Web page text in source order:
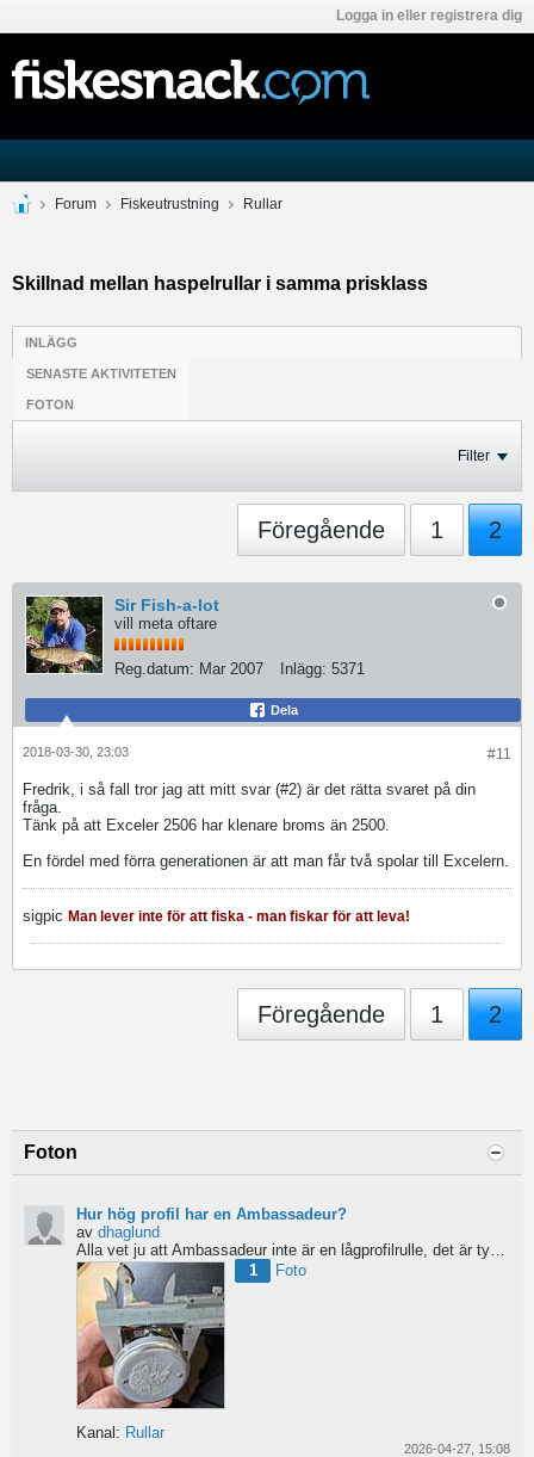
Logga in eller registrera dig
Forum Fiskeutrustning Rullar
Skillnad mellan haspelrullar i samma prisklass
INLÄGG
SENASTE AKTIVITETEN
FOTON
Filter
Föregående 1 2
Sir Fish-a-lot
vill meta oftare
Reg.datum: Mar 2007 Inlägg: 5371
Dela
#11
2018-03-30, 23:03
Fredrik, i så fall tror jag att mitt svar (#2) är det rätta svaret på din
fråga.
Tänk på att Exceler 2506 har klenare broms än 2500.
En fördel med förra generationen är att man får två spolar till Excelern.
sigpic Man lever inte för att fiska - man fiskar för att leva!
Föregående 1 2
Foton
Hur hög profil har en Ambassadeur?
av dhaglund
Alla vet ju att Ambassadeur inte är en lågprofilrulle, det är tydligt. Men hur hög profil har de egentligen?...
1
Foto
Kanal: Rullar
2026-04-27, 15:08